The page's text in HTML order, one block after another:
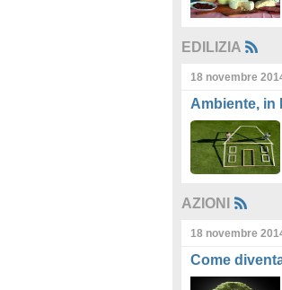
EDILIZIA
18 novembre
Ambiente, in
AZIONI
18 novembre
Come